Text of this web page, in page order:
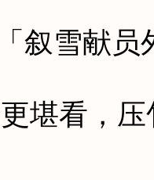
雪献员
看，压